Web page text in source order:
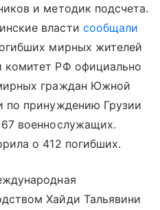
и методик подсчета.
власти сообщали
мирных жителей
комитет РФ официально
граждан Южной
по принуждению Грузии
военнослужащих.
о 412 погибших.
Хайди Тальявини